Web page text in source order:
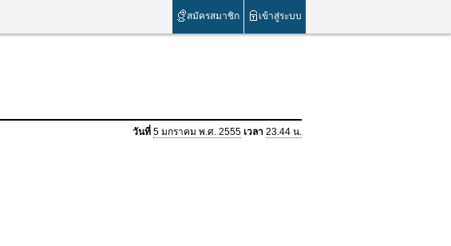
สมัครสมาชิก เข้าสู่ระบบ
วันที่ 5 มกราคม พ.ศ. 2555 เวลา 23.44 น.